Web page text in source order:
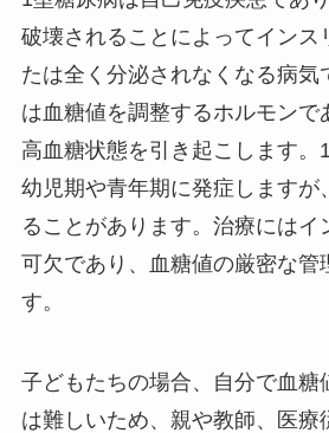
破壊されることによってインス
たは全く分泌されなくなる病気
は血糖値を調整するホルモンで
高血糖状態を引き起こします。
幼児期や青年期に発症しますが
ることがあります。治療にはイ
可欠であり、血糖値の厳密な管
す。
子どもたちの場合、自分で血糖
は難しいため、親や教師、医療